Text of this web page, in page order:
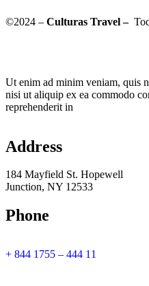
©2024 – Culturas Travel –
Ut enim ad minim veniam, quis
nisi ut aliquip ex ea commodo
reprehenderit in
Address
184 Mayfield St. Hopewell
Junction, NY 12533
Phone
+ 844 1755 – 444 11